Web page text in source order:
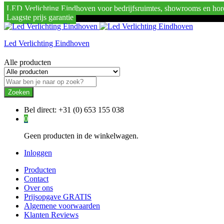
LED Verlichting Eindhoven voor bedrijfsruimtes, showrooms en
Laagste prijs garantie
Led Verlichting Eindhoven
Alle producten
Zoeken
Bel direct: +31 (0) 653 155 038
0
Geen producten in de winkelwagen.
Inloggen
Producten
Contact
Over ons
Prijsopgave GRATIS
Algemene voorwaarden
Klanten Reviews